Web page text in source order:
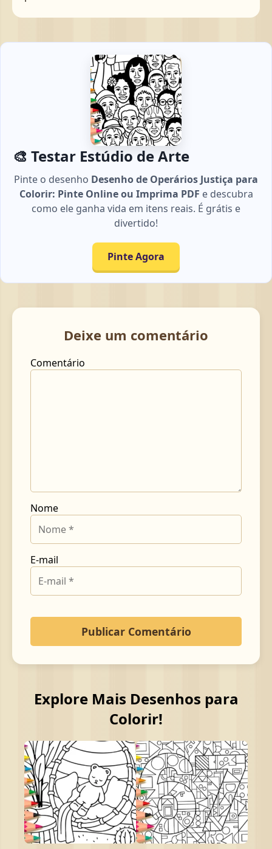
🎨 Testar Estúdio de Arte
Pinte o desenho Desenho de Operários Justiça para
Colorir: Pinte Online ou Imprima PDF e descubra
como ele ganha vida em itens reais. É grátis e
divertido!
Pinte Agora
Deixe um comentário
Comentário
Nome
E-mail
Explore Mais Desenhos para
Colorir!